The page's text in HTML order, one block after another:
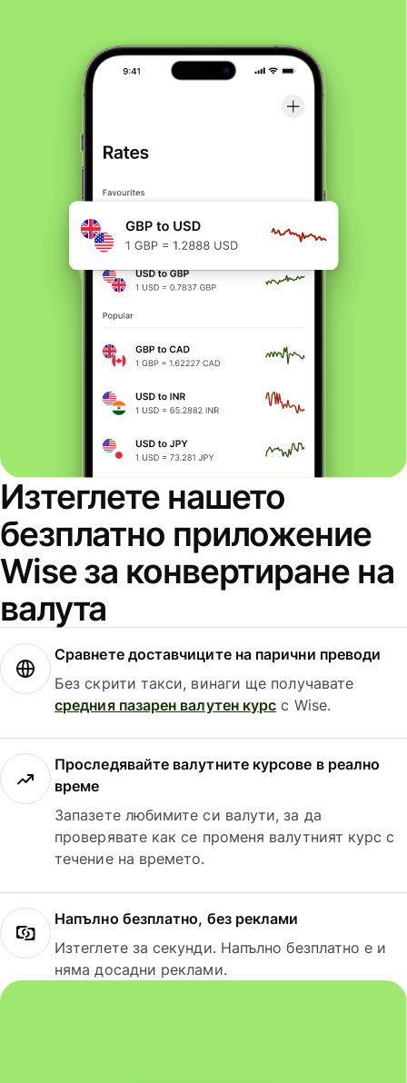
Изтеглете нашето
безплатно приложение
Wise за конвертиране на
валута
Сравнете доставчиците на парични преводи
Без скрити такси, винаги ще получавате
средния пазарен валутен курс с Wise.
Проследявайте валутните курсове в реално
време
Запазете любимите си валути, за да
проверявате как се променя валутният курс с
течение на времето.
Напълно безплатно, без реклами
Изтеглете за секунди. Напълно безплатно е и
няма досадни реклами.